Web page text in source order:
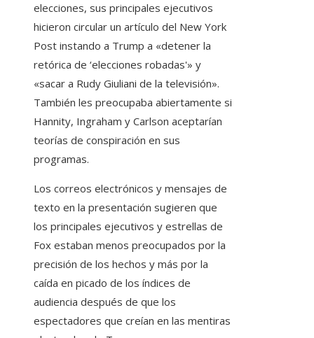
elecciones, sus principales ejecutivos
hicieron circular un artículo del New York
Post instando a Trump a «detener la
retórica de ‘elecciones robadas'» y
«sacar a Rudy Giuliani de la televisión».
También les preocupaba abiertamente si
Hannity, Ingraham y Carlson aceptarían
teorías de conspiración en sus
programas.
Los correos electrónicos y mensajes de
texto en la presentación sugieren que
los principales ejecutivos y estrellas de
Fox estaban menos preocupados por la
precisión de los hechos y más por la
caída en picado de los índices de
audiencia después de que los
espectadores que creían en las mentiras